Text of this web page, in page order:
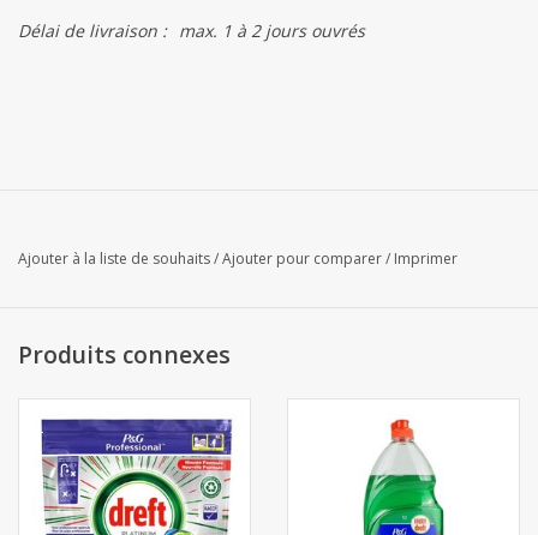
Délai de livraison : max. 1 à 2 jours ouvrés
Ajouter à la liste de souhaits/Ajouter pour comparer/ Imprimer
Produits connexes